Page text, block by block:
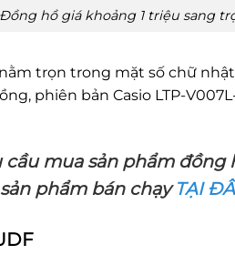
Đồng hồ giá khoảng 1 triệu sang
trọn trong mặt số chữ
phiên bản Casio LTP-
mua sản phẩm đồng
phẩm bán chạyTẠI